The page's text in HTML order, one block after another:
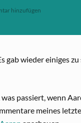
hinzufügen
gab wieder einiges
passiert, wenn
meines